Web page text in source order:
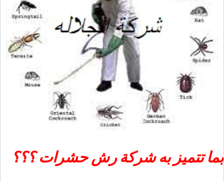
بما تتميز به شركة رش حشرات؟؟؟